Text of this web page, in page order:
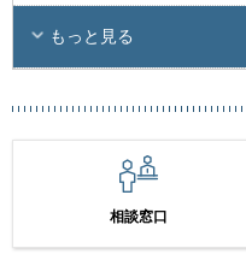
もっと見る
相談窓口